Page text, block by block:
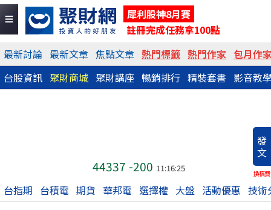
犀利股神8月賽
註冊完成任務拿100點
最新討論 最新文章 焦點文章 熱門標籤 熱門作家 包月作
台股資訊 聚財商城 聚財講座 暢銷排行 精裝套書 影音教
發
文
換稿費
44337 -200 11:16:25
台指期 台積電 期貨 華邦電 選擇權 大盤 活動優惠 技術